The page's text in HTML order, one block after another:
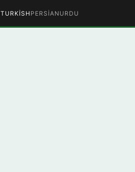
TURKISH PERSIAN URDU